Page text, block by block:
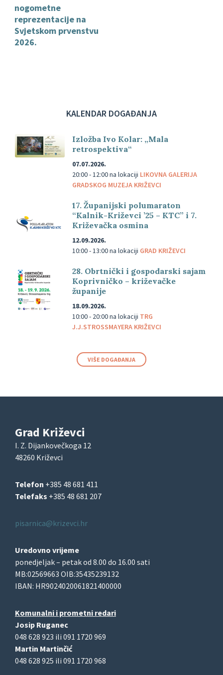
nogometne
reprezentacije na
Svjetskom prvenstvu
2026.
KALENDAR DOGAĐANJA
Izložba Ivo Kolar: „Mala
retrospektiva“
07.07.2026.
20:00 - 12:00na lokaciji LIKOVNA GALERIJA
GRADSKOG MUZEJA KRIŽEVCI
17. Županijski polumaraton
“Kalnik-Križevci ’25 – KTC” i 7.
Križevačka osmina
12.09.2026.
10:00 - 13:00na lokaciji GRAD KRIŽEVCI
28. Obrtnički i gospodarski sajam
Koprivničko – križevačke
županije
18.09.2026.
10:00 - 20:00na lokaciji TRG
J.J.STROSSMAYERA KRIŽEVCI
VIŠE DOGAĐANJA
Grad Križevci
I. Z. Dijankovečkoga 12
48260 Križevci
Telefon +385 48 681 411
Telefaks +385 48 681 207
pisarnica@krizevci.hr
Uredovno vrijeme
ponedjeljak – petak od 8.00 do 16.00 sati
MB:02569663 OIB:35435239132
IBAN: HR9024020061821400000
Komunalni i prometni redari
Josip Ruganec
048 628 923 ili 091 1720 969
Martin Martinčić
048 628 925 ili 091 1720 968